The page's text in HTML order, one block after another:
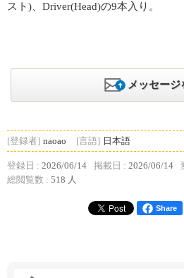
スト)、Driver(Head)の9本入り。
メッセージ
[登録者] naoao [言語] 日本語
登録日 : 2026/06/14 掲載日 : 2026/06/14
総閲覧数 : 518 人
Share